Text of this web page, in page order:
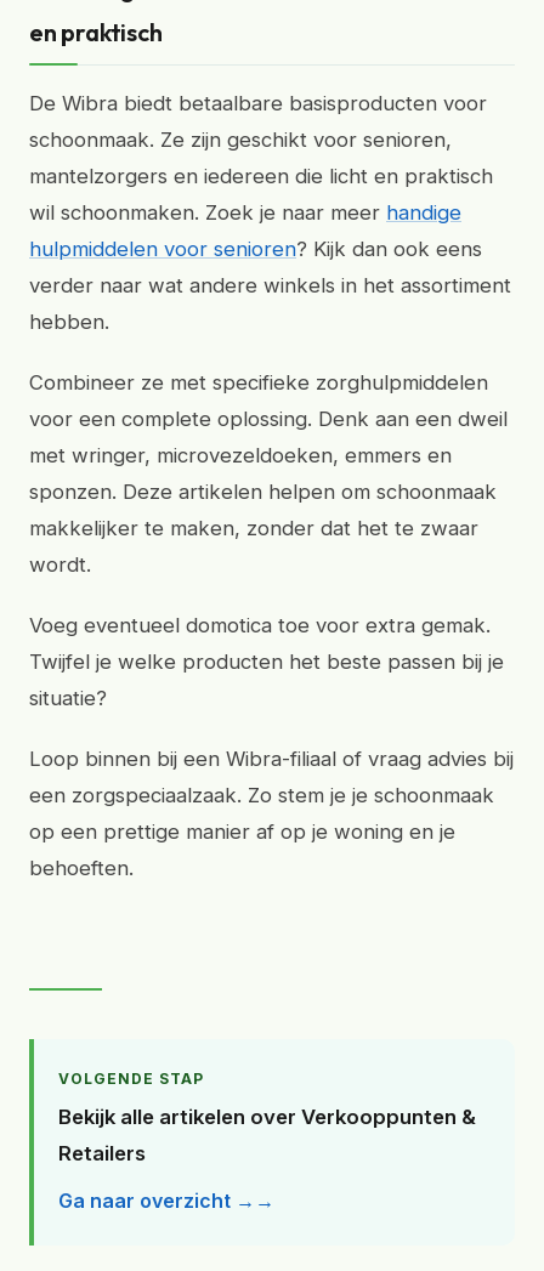
en praktisch
De Wibra biedt betaalbare basisproducten voor
schoonmaak. Ze zijn geschikt voor senioren,
mantelzorgers en iedereen die licht en praktisch
wil schoonmaken. Zoek je naar meer handige
hulpmiddelen voor senioren? Kijk dan ook eens
verder naar wat andere winkels in het assortiment
hebben.
Combineer ze met specifieke zorghulpmiddelen
voor een complete oplossing. Denk aan een dweil
met wringer, microvezeldoeken, emmers en
sponzen. Deze artikelen helpen om schoonmaak
makkelijker te maken, zonder dat het te zwaar
wordt.
Voeg eventueel domotica toe voor extra gemak.
Twijfel je welke producten het beste passen bij je
situatie?
Loop binnen bij een Wibra-filiaal of vraag advies bij
een zorgspeciaalzaak. Zo stem je je schoonmaak
op een prettige manier af op je woning en je
behoeften.
VOLGENDE STAP
Bekijk alle artikelen over Verkooppunten &
Retailers
Ga naar overzicht →